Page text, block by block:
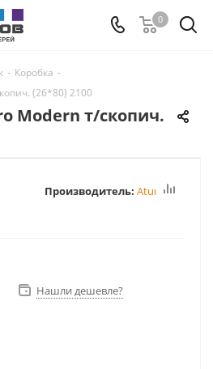
0
- Коробка -
(26*80) 2100
Modern т/скопич.
Производитель: Atum Pro
Нашли дешевле?